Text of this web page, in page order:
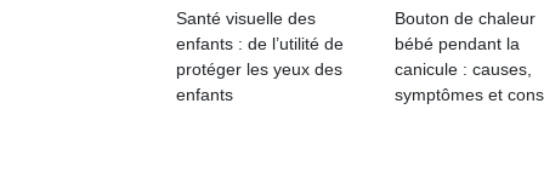
Santé visuelle des
enfants : de l’utilité de
protéger les yeux des
enfants
Bouton de chaleur
bébé pendant la
canicule : causes,
symptômes et